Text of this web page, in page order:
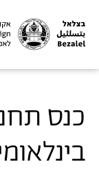
כנס